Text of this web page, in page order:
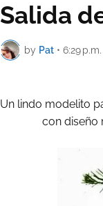
Salida
by Pat • 6:29 p.m.
Un lindo modelito
con diseño